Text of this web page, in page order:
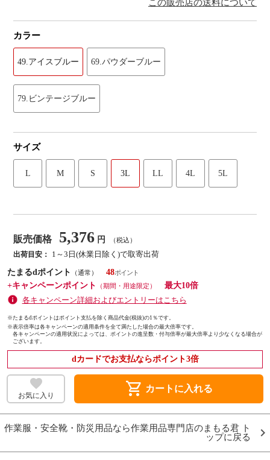
この販売店の送料について
カラー
49.アイスブルー 69.パウダーブルー
79.ビンテージブルー
サイズ
L M S 3L LL 4L 5L
販売価格 5,376 円 （税込）
出荷目安：
1～3日(休業日除く)で取寄出荷
たまるdポイント
（通常）
48
+キャンペーンポイント
（期間・用途限定）
最大10倍
各キャンペーン詳細およびエントリーはこちら
※たまるdポイントはポイント支払を除く商品代金(税抜)の1％です。
※表示倍率は各キャンペーンの適用条件を全て満たした場合の最大倍率です。
各キャンペーンの適用状況によっては、ポイントの進呈数・付与倍率が最大倍率より少なくなる場合が
ございます。
dカードでお支払ならポイント3倍
お気に入り shopping_cart カートに入れる
作業服・安全靴・防災用品なら作業用品専門店のまもる君 ト
ップに戻る